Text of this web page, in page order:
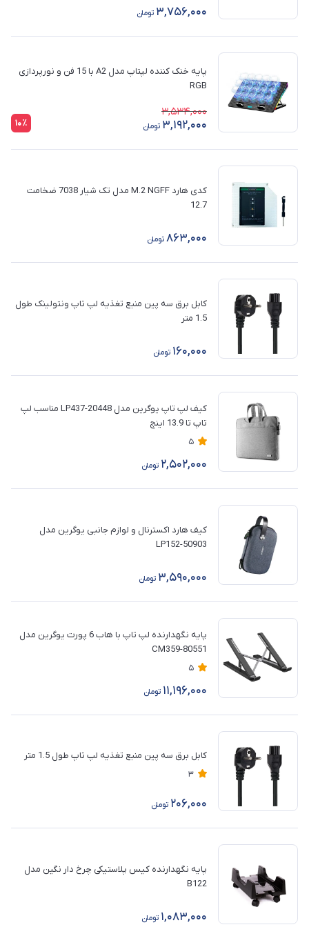
3,756,000 تومان
پایه خنک کننده لپتاپ مدل A2 با 15 فن و نورپردازی
RGB
3,534,000
3,192,000 تومان 10٪
کدی هارد M.2 NGFF مدل تک شیار 7038 ضخامت
12.7
863,000 تومان
کابل برق سه پین منبع تغذیه لپ تاپ ونتولینک طول
1.5 متر
160,000 تومان
کیف لپ تاپ یوگرین مدل 20448-LP437 مناسب لپ
تاپ تا 13.9 اینچ
5
2,502,000 تومان
کیف هارد اکسترنال و لوازم جانبی یوگرین مدل
LP152-50903
3,590,000 تومان
پایه نگهدارنده لپ تاپ با هاب 6 پورت یوگرین مدل
CM359-80551
5
11,196,000 تومان
کابل برق سه پین منبع تغذیه لپ تاپ طول 1.5 متر
3
206,000 تومان
پایه نگهدارنده کیس پلاستیکی چرخ دار نگین مدل
B122
1,083,000 تومان